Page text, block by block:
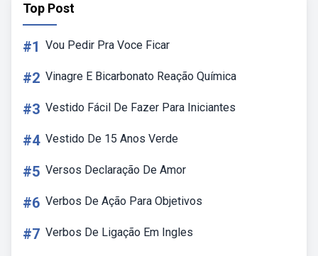
Top Post
#1 Vou Pedir Pra Voce Ficar
#2 Vinagre E Bicarbonato Reação Química
#3 Vestido Fácil De Fazer Para Iniciantes
#4 Vestido De 15 Anos Verde
#5 Versos Declaração De Amor
#6 Verbos De Ação Para Objetivos
#7 Verbos De Ligação Em Ingles